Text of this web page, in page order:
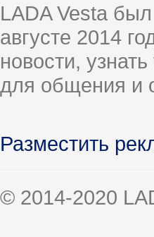
LADA Vesta
августе 2014
новости,
для общения и
Разместить
© 2014-2020